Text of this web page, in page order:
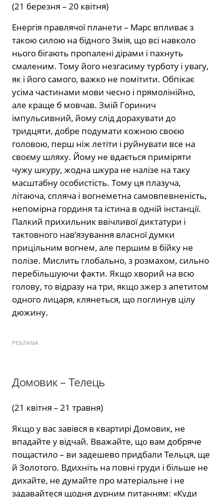
(21 березня – 20 квітня)
Енергія правлячої планети – Марс впливає з
такою силою на бідного Змія, що всі навколо
нього бігають пропалені дірами і пахнуть
смаленим. Тому його незгасиму турботу і увагу,
як і його самого, важко не помітити. Обпікає
усіма частинами мови чесно і прямолінійно,
але краще б мовчав. Змій Горинич
імпульсивний, йому слід дорахувати до
тридцяти, добре подумати кожною своєю
головою, перш ніж летіти і руйнувати все на
своєму шляху. Йому не вдається приміряти
чужу шкуру, жодна шкура не налізе на таку
масштабну особистість. Тому ця плазуча,
літаюча, спляча і вогнеметна самовпевненість,
непомірна гординя та істина в одній інстанції.
Палкий прихильник ввічливої диктатури і
тактовного нав’язування власної думки
прицільним вогнем, але першим в бійку не
полізе. Мислить глобально, з розмахом, сильно
перебільшуючи факти. Якщо хворий на всю
голову, то відразу на три, якщо зжер з апетитом
одного лицаря, клянеться, що поглинув цілу
дюжину.
РЕКЛАМА
Домовик – Телець
(21 квітня – 21 травня)
Якщо у вас завівся в квартирі Домовик, не
впадайте у відчай. Вважайте, що вам добряче
пощастило – ви задешево придбали Тельця, ще
й Золотого. Вдихніть на повні груди і більше не
дихайте, не думайте про матеріальне і не
задавайтеся щодня дурним питанням: «Куди